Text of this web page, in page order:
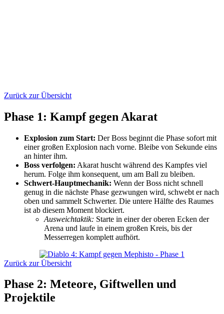
Zurück zur Übersicht
Phase 1: Kampf gegen Akarat
Explosion zum Start: Der Boss beginnt die Phase sofort mit
einer großen Explosion nach vorne. Bleibe von Sekunde eins
an hinter ihm.
Boss verfolgen: Akarat huscht während des Kampfes viel
herum. Folge ihm konsequent, um am Ball zu bleiben.
Schwert-Hauptmechanik: Wenn der Boss nicht schnell
genug in die nächste Phase gezwungen wird, schwebt er nach
oben und sammelt Schwerter. Die untere Hälfte des Raumes
ist ab diesem Moment blockiert.
Ausweichtaktik: Starte in einer der oberen Ecken der
Arena und laufe in einem großen Kreis, bis der
Messerregen komplett aufhört.
Zurück zur Übersicht
Phase 2: Meteore, Giftwellen und
Projektile